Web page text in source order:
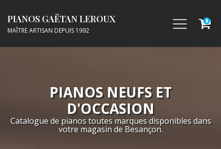
PIANOS GAËTAN LEROUX
MAÎTRE ARTISAN DEPUIS 1992
0
PIANOS NEUFS ET
D'OCCASION
Catalogue de pianos toutes marques disponibles dans
votre magasin de Besançon.